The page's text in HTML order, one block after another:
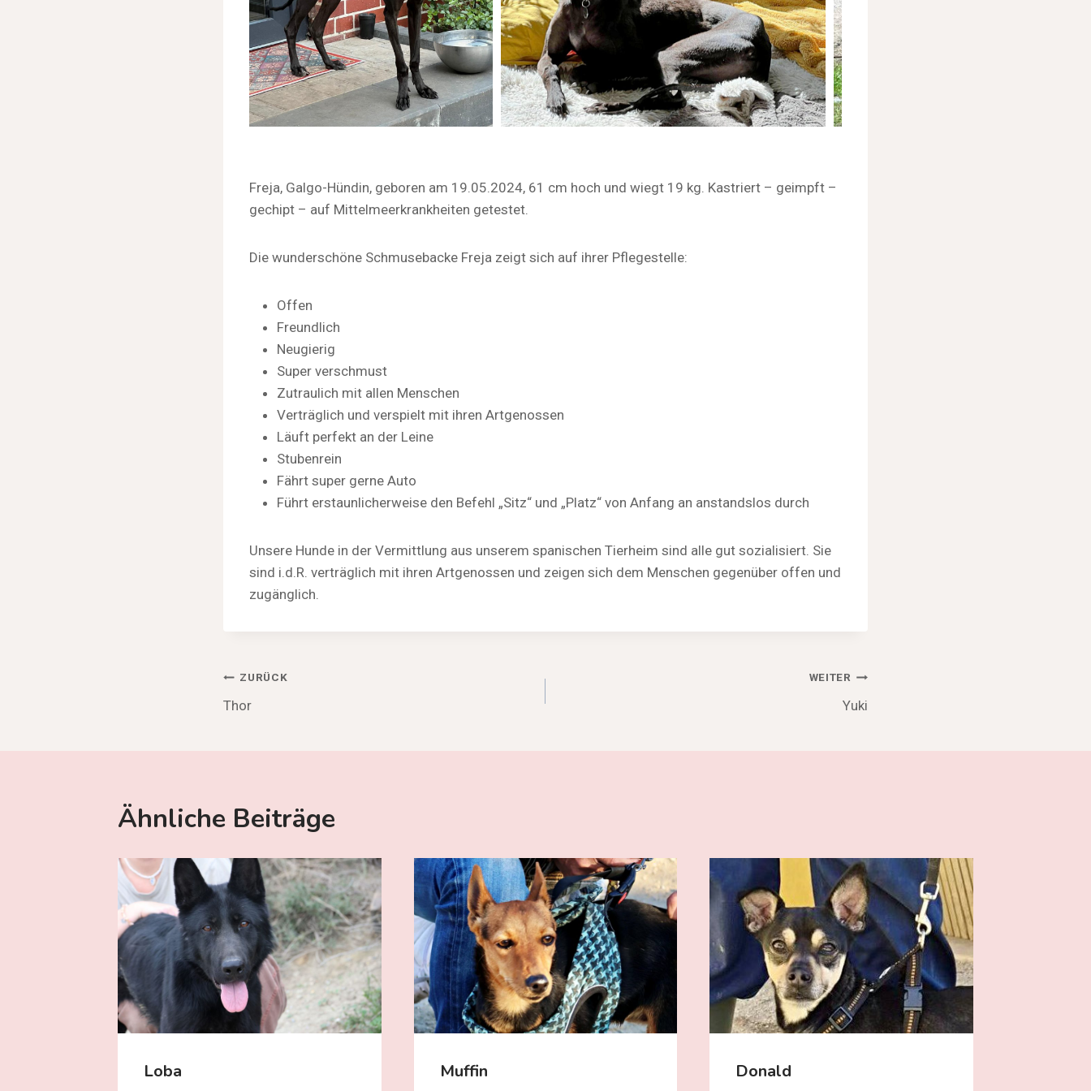
Freja, Galgo-Hündin, geboren am 19.05.2024, 61 cm hoch und wiegt 19 kg. Kastriert – geimpft –
gechipt – auf Mittelmeerkrankheiten getestet.
Die wunderschöne Schmusebacke Freja zeigt sich auf ihrer Pflegestelle:
Offen
Freundlich
Neugierig
Super verschmust
Zutraulich mit allen Menschen
Verträglich und verspielt mit ihren Artgenossen
Läuft perfekt an der Leine
Stubenrein
Fährt super gerne Auto
Führt erstaunlicherweise den Befehl „Sitz“ und „Platz“ von Anfang an anstandslos durch
Unsere Hunde in der Vermittlung aus unserem spanischen Tierheim sind alle gut sozialisiert. Sie
sind i.d.R. verträglich mit ihren Artgenossen und zeigen sich dem Menschen gegenüber offen und
zugänglich.
Beitragsnavigation
ZURÜCK
Thor
WEITER
Yuki
Ähnliche Beiträge
Loba Muffin Donald